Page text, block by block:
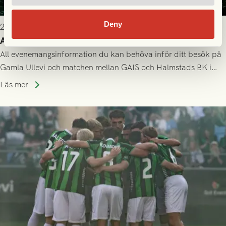
Deny
2026-07-25 9:00
Allt du behöver veta inför GAIS - Halmstads BK 26/7
All evenemangsinformation du kan behöva inför ditt besök på
Gamla Ullevi och matchen mellan GAIS och Halmstads BK i
Allsvenskan! Avspark kl 16.30 på söndag 26/7.
Läs mer